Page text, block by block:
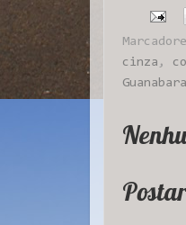
cinza ,
Guanabara